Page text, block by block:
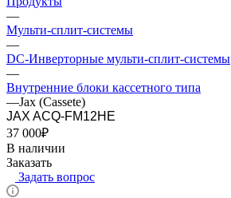
—
Мульти-сплит-системы
—
DC-Инверторные мульти-сплит-системы
—
Внутренние блоки кассетного типа
—Jax (Cassete)
JAX ACQ-FM12HE
37 000₽
В наличии
Заказать
Задать вопрос